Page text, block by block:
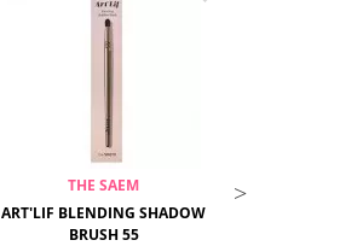
THE SAEM
ART'LIF BLENDING SHADOW
BRUSH 55